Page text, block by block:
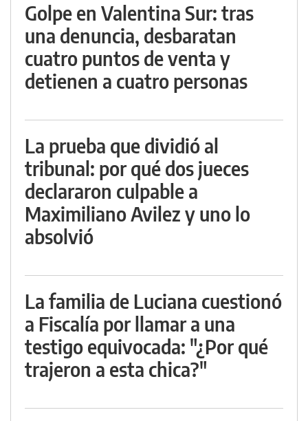
Golpe en Valentina Sur: tras
una denuncia, desbaratan
cuatro puntos de venta y
detienen a cuatro personas
La prueba que dividió al
tribunal: por qué dos jueces
declararon culpable a
Maximiliano Avilez y uno lo
absolvió
La familia de Luciana cuestionó
a Fiscalía por llamar a una
testigo equivocada: "¿Por qué
trajeron a esta chica?"